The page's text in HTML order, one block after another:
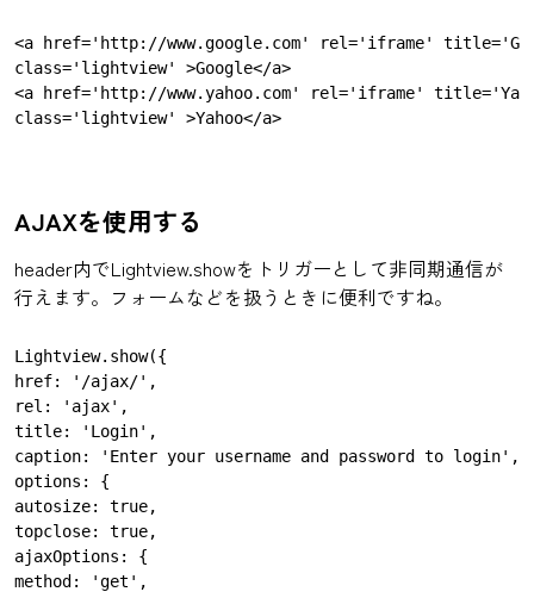
<a href='http://www.google.com' rel='iframe'
class='lightview' >Google</a>
<a href='http://www.yahoo.com' rel='iframe'
AJAXを使用する
header内でLightview.showをトリガーとして非同期通信が
行えます。フォームなどを扱うときに便利ですね。
Lightview.show({
href: '/ajax/',
rel: 'ajax',
title: 'Login',
caption: 'Enter your username and password to login',
options: {
autosize: true,
topclose: true,
ajaxOptions: {
method: 'get',